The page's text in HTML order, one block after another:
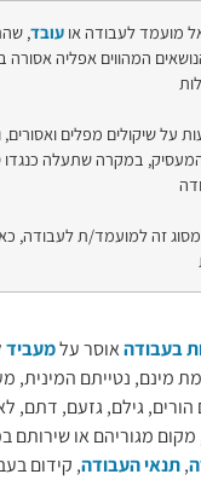
מועמד לעבודה אועובד,
המהווים אפליה אסורה
שיקולים מפלים ואסורים,
במקרה שתעלה כנגדו
זה למועמד/ת לעבודה,
בעבודהאוסר עלמעביד
מינם, נטייתם המינית,
הורים, גילם, גזעם, דתם,
מגוריהם או שירותם
,תנאי העבודה, קידום